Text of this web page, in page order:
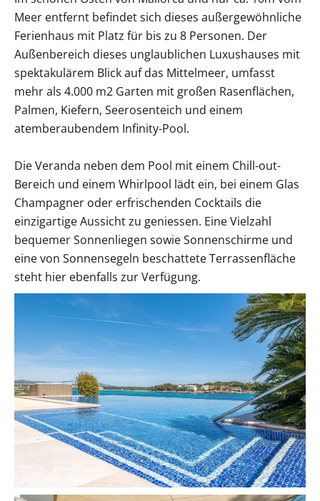
Meer entfernt befindet sich dieses außergewöhnliche
Ferienhaus mit Platz für bis zu 8 Personen. Der
Außenbereich dieses unglaublichen Luxushauses mit
spektakulärem Blick auf das Mittelmeer, umfasst
mehr als 4.000 m2 Garten mit großen Rasenflächen,
Palmen, Kiefern, Seerosenteich und einem
atemberaubendem Infinity-Pool.
Die Veranda neben dem Pool mit einem Chill-out-
Bereich und einem Whirlpool lädt ein, bei einem Glas
Champagner oder erfrischenden Cocktails die
einzigartige Aussicht zu geniessen. Eine Vielzahl
bequemer Sonnenliegen sowie Sonnenschirme und
eine von Sonnensegeln beschattete Terrassenfläche
steht hier ebenfalls zur Verfügung.